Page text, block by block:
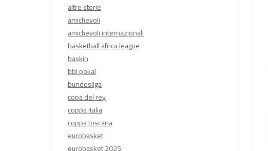
altre storie
amichevoli
amichevoli internazionali
basketball africa league
baskin
bbl pokal
bundesliga
copa del rey
coppa italia
coppa toscana
eurobasket